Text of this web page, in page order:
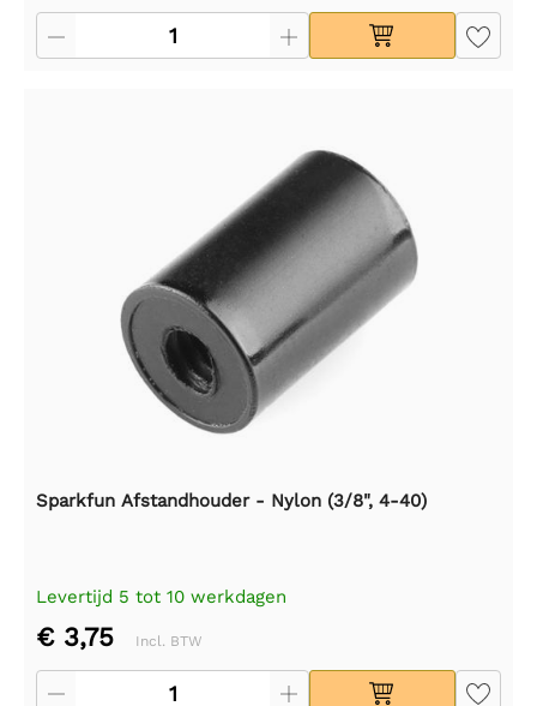
Sparkfun Afstandhouder - Nylon (3/8", 4-40)
Levertijd 5 tot 10 werkdagen
€ 3,75 Incl. BTW